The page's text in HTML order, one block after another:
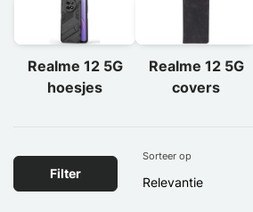
Realme 12 5G
hoesjes
Realme 12 5G
covers
Filter
Sorteer op